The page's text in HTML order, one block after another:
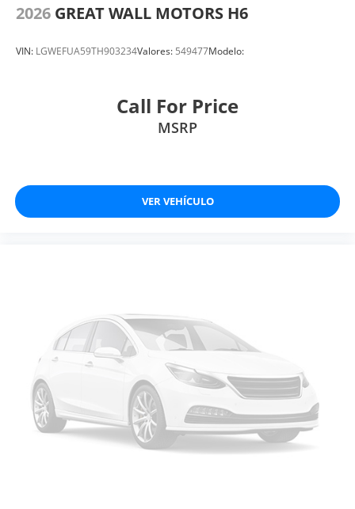
2026 GREAT WALL MOTORS H6
VIN: LGWEFUA59TH903234Valores: 549477Modelo:
Call For Price
MSRP
VER VEHÍCULO